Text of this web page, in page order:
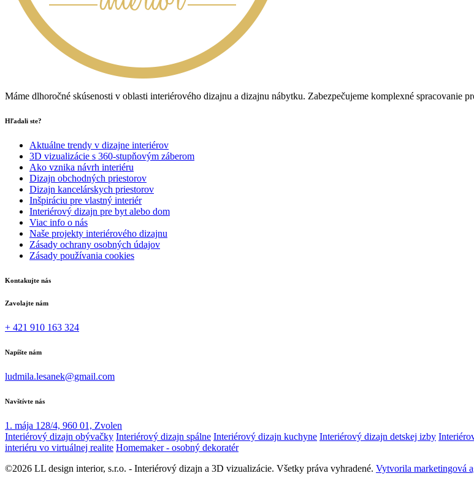
Máme dlhoročné skúsenosti v oblasti interiérového dizajnu a dizajnu nábytku. Zabezpečujeme komplexné spracovanie
Hľadali ste?
Aktuálne trendy v dizajne interiérov
3D vizualizácie s 360-stupňovým záberom
Ako vznika návrh interiéru
Dizajn obchodných priestorov
Dizajn kancelárskych priestorov
Inšpiráciu pre vlastný interiér
Interiérový dizajn pre byt alebo dom
Viac info o nás
Naše projekty interiérového dizajnu
Zásady ochrany osobných údajov
Zásady používania cookies
Kontakujte nás
Zavolajte nám
+ 421 910 163 324
Napíšte nám
ludmila.lesanek@gmail.com
Navštívte nás
1. mája 128/4, 960 01, Zvolen
Interiérový dizajn obývačky Interiérový dizajn spálne Interiérový dizajn kuchyne Interiérový dizajn detskej izby
interiéru vo virtuálnej realite Homemaker - osobný dekoratér
©2026 LL design interior, s.r.o. - Interiérový dizajn a 3D vizualizácie. Všetky práva vyhradené. Vytvorila marketingová